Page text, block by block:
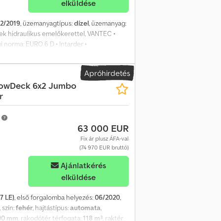
elküldése
2019, üzemanyagtípus:dízel, üzemanyag:
hidraulikus emelőkerettel, VANTEC •
EURO 6 D • Intarder •
• Állóklíma • Állófűtés • Automata
• Vészfékasszisztens • Visszagurulás-
2 fekhely Credpfxjwmplco Afkof •
mm • Letételi magasság: 1.020–1.320 mm
– járműváz vége): 7.040 mm •
jó állapotban! - Német járművek! - 1.
felár ellenében új! A tévedések és
Apróhirdetés
6x2 Jumbo
63 000 EUR
Fix ár plusz ÁFA-val
(74 970 EUR bruttó)
Ajánlatkérés
elküldése
LE), első forgalomba helyezés:06/2020,
, szín:fehér, hajtástípus:automata,
mm, rakodótér térfogata:118 m³, raktér